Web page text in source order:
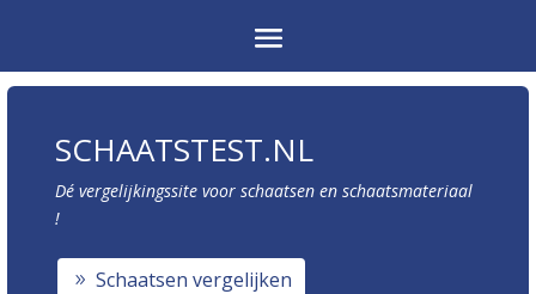
SCHAATSTEST.NL
Dé vergelijkingssite voor schaatsen en schaatsmateriaal
!
Schaatsen vergelijken